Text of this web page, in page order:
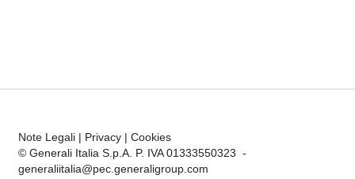
Note Legali | Privacy | Cookies
© Generali Italia S.p.A. P. IVA 01333550323 -
generaliitalia@pec.generaligroup.com